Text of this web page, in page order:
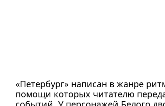
«Петербург» написан в жанре
помощи которых читателю